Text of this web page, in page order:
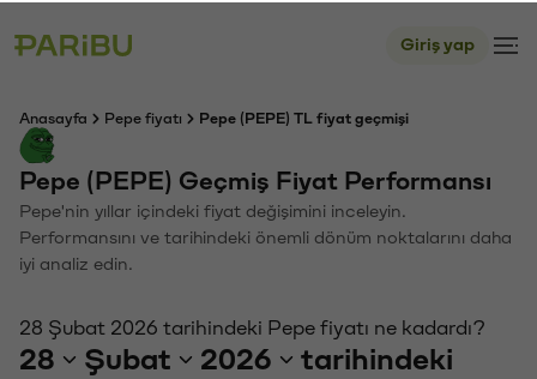
Giriş yap
Anasayfa Pepe fiyatı Pepe (PEPE) TL fiyat geçmişi
Pepe (PEPE) Geçmiş Fiyat Performansı
Pepe'nin yıllar içindeki fiyat değişimini inceleyin.
Performansını ve tarihindeki önemli dönüm noktalarını daha
iyi analiz edin.
28 Şubat 2026 tarihindeki Pepe fiyatı ne kadardı?
28 Şubat 2026
tarihindeki